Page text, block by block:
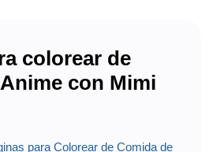
colorear de
con Mimi
para Colorear de Comida de